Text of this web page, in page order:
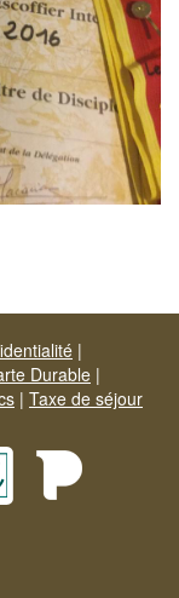
|
Durable |
| Taxe de séjour